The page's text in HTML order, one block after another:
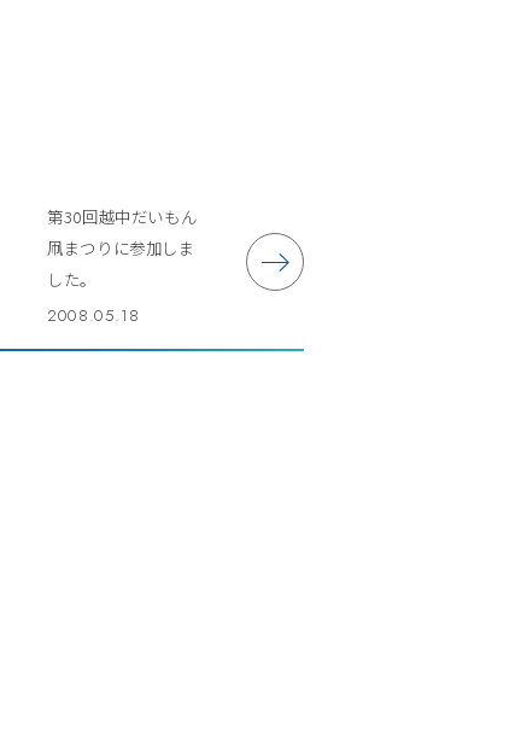
第30回越中だいもん
凧まつりに参加しま
した。
2008.05.18